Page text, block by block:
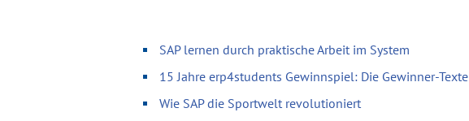
SAP lernen durch praktische Arbeit im System
15 Jahre erp4students Gewinnspiel: Die Gewinner-Texte
Wie SAP die Sportwelt revolutioniert